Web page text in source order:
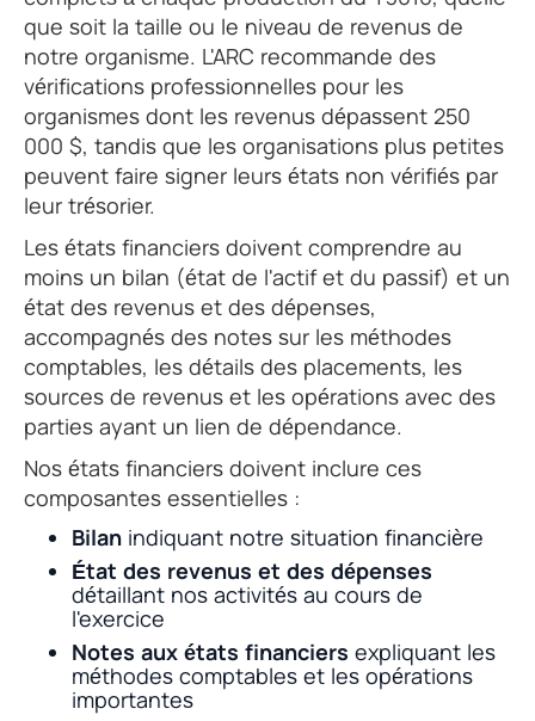
que soit la taille ou le niveau de revenus de
notre organisme. L'ARC recommande des
vérifications professionnelles pour les
organismes dont les revenus dépassent 250
000 $, tandis que les organisations plus petites
peuvent faire signer leurs états non vérifiés par
leur trésorier.
Les états financiers doivent comprendre au
moins un bilan (état de l'actif et du passif) et un
état des revenus et des dépenses,
accompagnés des notes sur les méthodes
comptables, les détails des placements, les
sources de revenus et les opérations avec des
parties ayant un lien de dépendance.
Nos états financiers doivent inclure ces
composantes essentielles :
Bilan indiquant notre situation financière
État des revenus et des dépenses
détaillant nos activités au cours de
l'exercice
Notes aux états financiers expliquant les
méthodes comptables et les opérations
importantes